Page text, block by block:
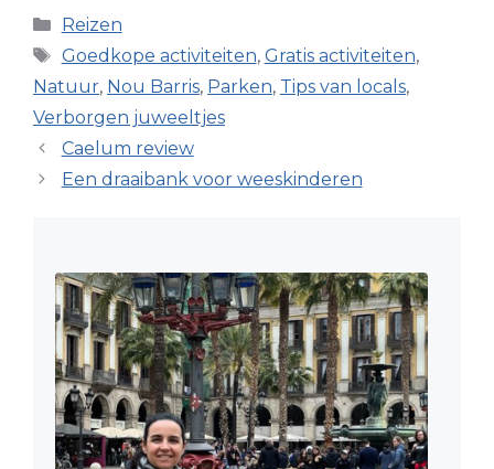
Categorieën
Reizen
Tags
Goedkope activiteiten, Gratis activiteiten,
Natuur, Nou Barris, Parken, Tips van locals,
Verborgen juweeltjes
Caelum review
Een draaibank voor weeskinderen